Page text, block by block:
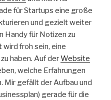
für Startups eine große
und gezielt weiter
Handy für Notizen zu
froh sein, eine
haben. Auf derWebsite
welche Erfahrungen
Mir gefällt der Aufbau und
gerade für die